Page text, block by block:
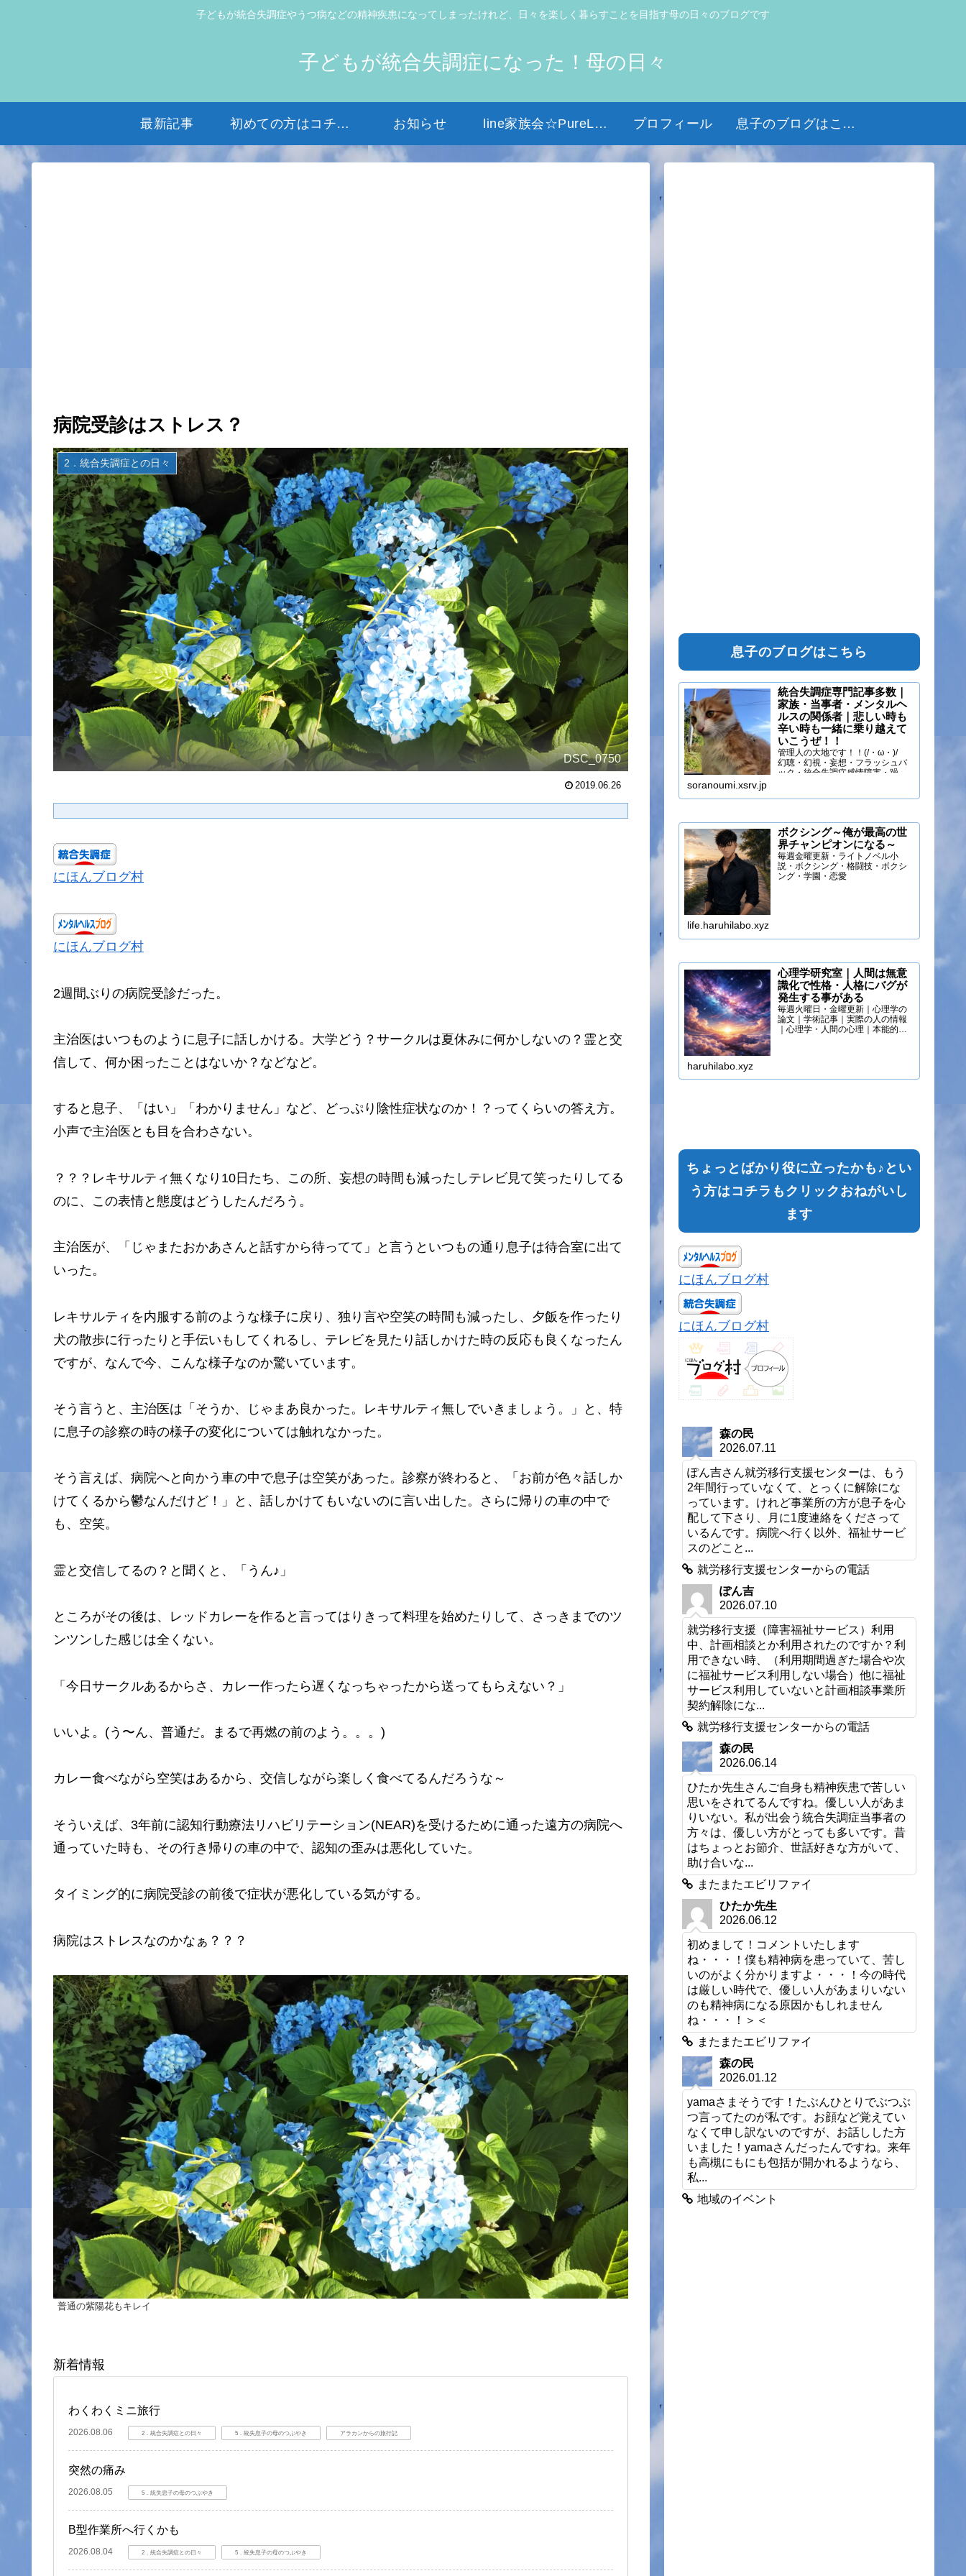
子どもが統合失調症やうつ病などの精神疾患になってしまったけれど、日々を楽しく暮らすことを目指す母の日々のブログです
子どもが統合失調症になった！母の日々
最新記事 初めての方はコチラから お知らせ line家族会☆PureLight☆ プロフィール 息子のブログはこちら
病院受診はストレス？
2．統合失調症との日々
DSC_0750
2019.06.26
にほんブログ村
にほんブログ村
2週間ぶりの病院受診だった。
主治医はいつものように息子に話しかける。大学どう？サークルは夏休みに何かしないの？霊と交
信して、何か困ったことはないか？などなど。
すると息子、「はい」「わかりません」など、どっぷり陰性症状なのか！？ってくらいの答え方。
小声で主治医とも目を合わさない。
？？？レキサルティ無くなり10日たち、この所、妄想の時間も減ったしテレビ見て笑ったりしてる
のに、この表情と態度はどうしたんだろう。
主治医が、「じゃまたおかあさんと話すから待ってて」と言うといつもの通り息子は待合室に出て
いった。
レキサルティを内服する前のような様子に戻り、独り言や空笑の時間も減ったし、夕飯を作ったり
犬の散歩に行ったりと手伝いもしてくれるし、テレビを見たり話しかけた時の反応も良くなったん
ですが、なんで今、こんな様子なのか驚いています。
そう言うと、主治医は「そうか、じゃまあ良かった。レキサルティ無しでいきましょう。」と、特
に息子の診察の時の様子の変化については触れなかった。
そう言えば、病院へと向かう車の中で息子は空笑があった。診察が終わると、「お前が色々話しか
けてくるから鬱なんだけど！」と、話しかけてもいないのに言い出した。さらに帰りの車の中で
も、空笑。
霊と交信してるの？と聞くと、「うん♪」
ところがその後は、レッドカレーを作ると言ってはりきって料理を始めたりして、さっきまでのツ
ンツンした感じは全くない。
「今日サークルあるからさ、カレー作ったら遅くなっちゃったから送ってもらえない？」
いいよ。(う〜ん、普通だ。まるで再燃の前のよう。。。)
カレー食べながら空笑はあるから、交信しながら楽しく食べてるんだろうな～
そういえば、3年前に認知行動療法リハビリテーション(NEAR)を受けるために通った遠方の病院へ
通っていた時も、その行き帰りの車の中で、認知の歪みは悪化していた。
タイミング的に病院受診の前後で症状が悪化している気がする。
病院はストレスなのかなぁ？？？
普通の紫陽花もキレイ
新着情報
わくわくミニ旅行
2026.08.06 2．統合失調症との日々 5．統失息子の母のつぶやき アラカンからの旅行記
突然の痛み
2026.08.05 5．統失息子の母のつぶやき
B型作業所へ行くかも
2026.08.04 2．統合失調症との日々 5．統失息子の母のつぶやき
息子のブログはこちら
統合失調症専門記事多数｜
家族・当事者・メンタルヘ
ルスの関係者｜悲しい時も
辛い時も一緒に乗り越えて
いこうぜ！！
管理人の大地です！！(/・ω・)/
幻聴・幻視・妄想・フラッシュバ
ック・統合失調症感情障害・躁う
soranoumi.xsrv.jp
ボクシング～俺が最高の世
界チャンピオンになる～
毎週金曜更新・ライトノベル小
説・ボクシング・格闘技・ボクシ
ング・学園・恋愛
life.haruhilabo.xyz
心理学研究室｜人間は無意
識化で性格・人格にバグが
発生する事がある
毎週火曜日・金曜更新｜心理学の
論文｜学術記事｜実際の人の情報
｜心理学・人間の心理｜本能的心
haruhilabo.xyz
ちょっとばかり役に立ったかも♪とい
う方はコチラもクリックおねがいし
ます
にほんブログ村
にほんブログ村
森の民
2026.07.11
ぽん吉さん就労移行支援センターは、もう
2年間行っていなくて、とっくに解除にな
っています。けれど事業所の方が息子を心
配して下さり、月に1度連絡をくださって
いるんです。病院へ行く以外、福祉サービ
スのどこと...
就労移行支援センターからの電話
ぽん吉
2026.07.10
就労移行支援（障害福祉サービス）利用
中、計画相談とか利用されたのですか？利
用できない時、（利用期間過ぎた場合や次
に福祉サービス利用しない場合）他に福祉
サービス利用していないと計画相談事業所
契約解除にな...
就労移行支援センターからの電話
森の民
2026.06.14
ひたか先生さんご自身も精神疾患で苦しい
思いをされてるんですね。優しい人があま
りいない。私が出会う統合失調症当事者の
方々は、優しい方がとっても多いです。昔
はちょっとお節介、世話好きな方がいて、
助け合いな...
またまたエビリファイ
ひたか先生
2026.06.12
初めまして！コメントいたします
ね・・・！僕も精神病を患っていて、苦し
いのがよく分かりますよ・・・！今の時代
は厳しい時代で、優しい人があまりいない
のも精神病になる原因かもしれません
ね・・・！＞＜
またまたエビリファイ
森の民
2026.01.12
yamaさまそうです！たぶんひとりでぶつぶ
つ言ってたのが私です。お顔など覚えてい
なくて申し訳ないのですが、お話しした方
いました！yamaさんだったんですね。来年
も高槻にもにも包括が開かれるようなら、
私...
地域のイベント